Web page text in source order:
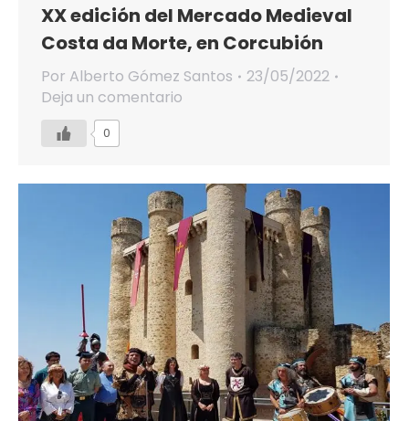
XX edición del Mercado Medieval
Costa da Morte, en Corcubión
Por Alberto Gómez Santos
23/05/2022
Deja un comentario
0